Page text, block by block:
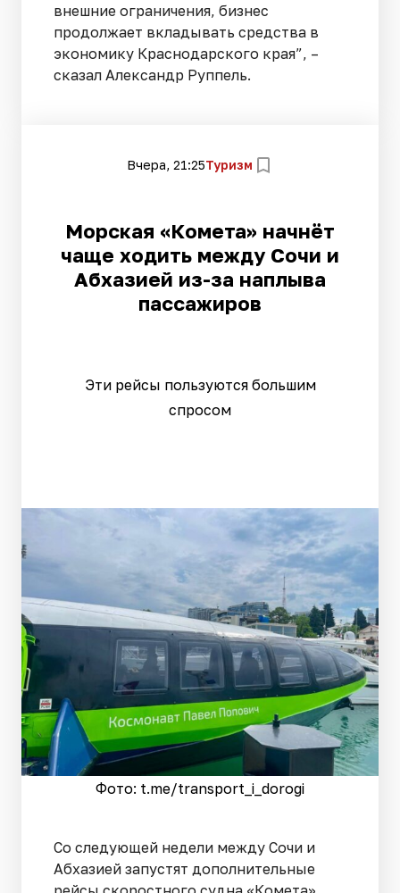
внешние ограничения, бизнес
продолжает вкладывать средства в
экономику Краснодарского края”, –
сказал Александр Руппель.
Вчера, 21:25Туризм
Морская «Комета» начнёт
чаще ходить между Сочи и
Абхазией из-за наплыва
пассажиров
Эти рейсы пользуются большим
спросом
Фото: t.me/transport_i_dorogi
Со следующей недели между Сочи и
Абхазией запустят дополнительные